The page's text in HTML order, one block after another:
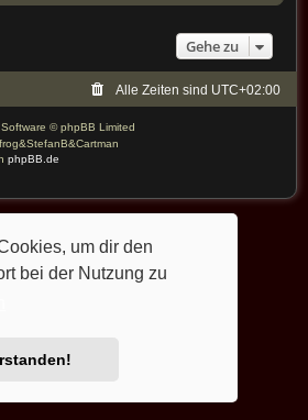
um dir den
bei der Nutzung zu
Gehe zu
Alle Zeiten sind UTC+02:00
© phpBB Limited
phpBB.de